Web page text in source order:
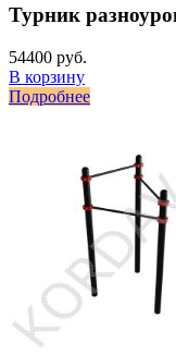
Турник
54400 руб.
В корзину
Подробнее